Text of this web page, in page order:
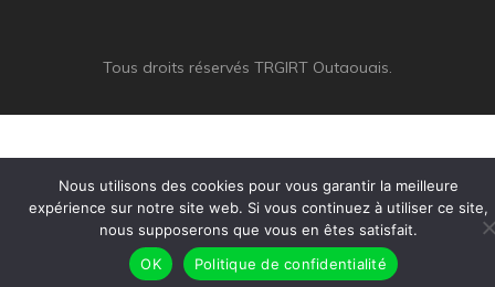
Tous droits réservés TRGIRT Outaouais.
Nous utilisons des cookies pour vous garantir la meilleure
expérience sur notre site web. Si vous continuez à utiliser ce site,
nous supposerons que vous en êtes satisfait.
OK
Politique de confidentialité